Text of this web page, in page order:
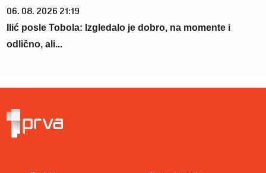
06. 08. 2026 21:19
Ilić posle Tobola: Izgledalo je dobro, na momente i
odlično, ali...